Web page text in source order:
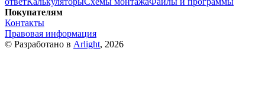
Покупателям
Контакты
Правовая информация
© Разработано в Arlight, 2026